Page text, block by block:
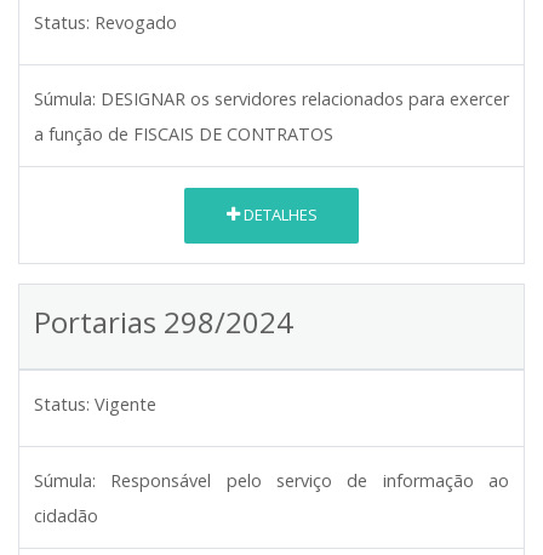
Status: Revogado
Súmula: DESIGNAR os servidores relacionados para exercer
a função de FISCAIS DE CONTRATOS
DETALHES
Portarias 298/2024
Status: Vigente
Súmula:
Responsável pelo serviço de informação ao
cidadão